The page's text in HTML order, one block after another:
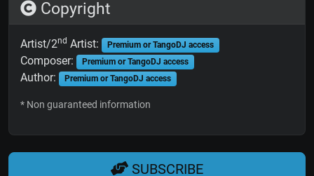
Copyright
Artist/2nd Artist: Premium or TangoDJ access
Composer: Premium or TangoDJ access
Author: Premium or TangoDJ access
* Non guaranteed information
SUBSCRIBE